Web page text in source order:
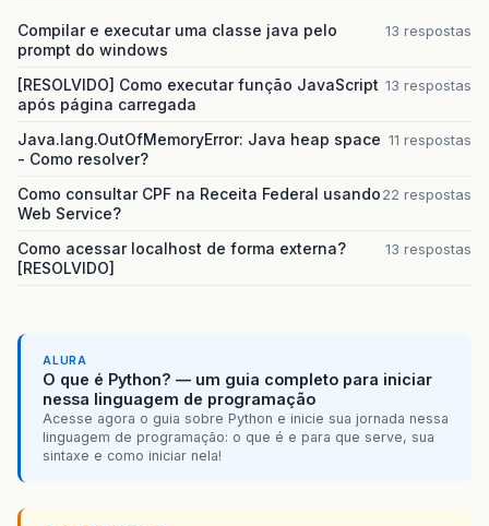
Compilar e executar uma classe java pelo
prompt do windows
13 respostas
[RESOLVIDO] Como executar função JavaScript
após página carregada
13 respostas
Java.lang.OutOfMemoryError: Java heap space
- Como resolver?
11 respostas
Como consultar CPF na Receita Federal usando
Web Service?
22 respostas
Como acessar localhost de forma externa?
[RESOLVIDO]
13 respostas
ALURA
O que é Python? — um guia completo para iniciar
nessa linguagem de programação
Acesse agora o guia sobre Python e inicie sua jornada nessa
linguagem de programação: o que é e para que serve, sua
sintaxe e como iniciar nela!